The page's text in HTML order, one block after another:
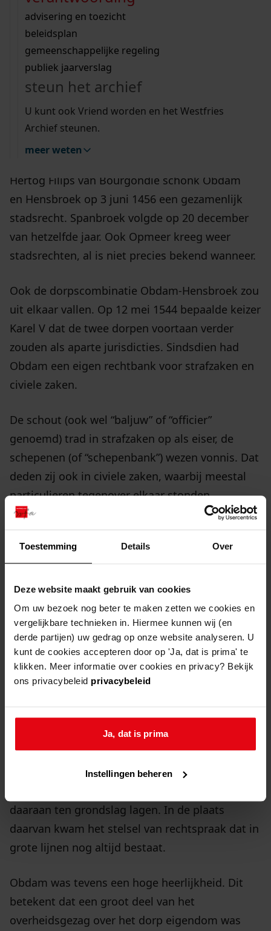
Toestemming Details Over
Deze website maakt gebruik van cookies
Om uw bezoek nog beter te maken zetten we cookies en
vergelijkbare technieken in. Hiermee kunnen wij (en
derde partijen) uw gedrag op onze website analyseren. U
kunt de cookies accepteren door op 'Ja, dat is prima' te
klikken. Meer informatie over cookies en privacy? Bekijk
ons privacybeleid privacybeleid
Ja, dat is prima
Instellingen beheren
bouwvergunningen
omgevingsvergunningen
vergunningen
beeld en geluid
uitleg nodig?
Wij helpen u op weg met een aantal zoektips.
bekijk alle zoektips
Wij helpen u op weg met een aantal zoektips.
bekijk alle zoektips
bekijk ons geschiedenislokaal
advisering en toezicht
beleidsplan
gemeenschappelijke regeling
publiek jaarverslag
steun het archief
U kunt ook Vriend worden en het Westfries
Archief steunen.
meer weten
Obdam behoorde samen
met Hensbroek, Opmeer en Spanbroek tot de
dorpen die op 2 februari 1414 van hertog Willem
VI van Beieren stadsrechten kregen als “stede
Spanbroek”. Zij raakten hun privileges echter al
in 1426 kwijt.
Hertog Filips van Bourgondië schonk Obdam
en Hensbroek op 3 juni 1456 een gezamenlijk
stadsrecht. Spanbroek volgde op 20 december
van hetzelfde jaar. Ook Opmeer kreeg weer
stadsrechten, al is niet precies bekend wanneer.
Ook de dorpscombinatie Obdam-Hensbroek zou
uit elkaar vallen. Op 12 mei 1544 bepaalde keizer
Karel V dat de twee dorpen voortaan verder
zouden als aparte jurisdicties. Sindsdien had
Obdam een eigen rechtbank voor strafzaken en
civiele zaken.
De schout (ook wel “baljuw” of “officier”
genoemd) trad in strafzaken op als eiser, de
schepenen (of “schepenbank”) wezen vonnis. Dat
deden zij ook in civiele zaken, waarbij meestal
particulieren tegenover elkaar stonden.
Tot de taken van de schepenen behoorde ook
het passeren van allerlei akten, waaronder
verkoopakten van onroerend goed en
hypotheekakten. Ten slotte wezen de schepenen
de voogden van weeskinderen aan en hielden zij
toezicht op het door deze voogden gevoerde
beheer.
De stede Obdam bleef bestaan tijdens de
Holland (1806-1810). In maart 1811 werd in ons
land de Franse wetgeving ingevoerd. Dit
betekende de opheffing van de
plattelandssteden en hun rechtbanken en de
daaraan ten grondslag lagen. In de plaats
daarvan kwam het stelsel van rechtspraak dat in
grote lijnen nog altijd bestaat.
Obdam was tevens een hoge heerlijkheid. Dit
betekent dat een groot deel van het
overheidsgezag over het dorp eigendom was